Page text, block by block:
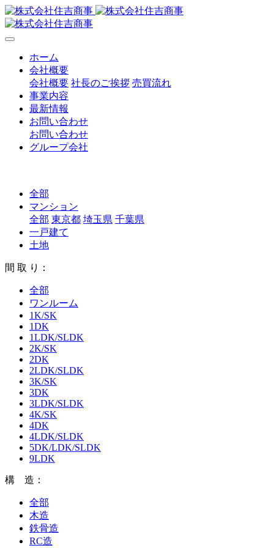
ホーム
会社概要
会社概要 社長のご挨拶 売買流れ
事業内容
最新情報
お問い合わせ
お問い合わせ
グループ会社
全部
マンション
全部 東京都 埼玉県 千葉県
一戸建て
土地
間 取 り：
全部
ワンルーム
1K/SK
1DK
1LDK/SLDK
2K/SK
2DK
2LDK/SLDK
3K/SK
3DK
3LDK/SLDK
4K/SK
4DK
4LDK/SLDK
5DK/LDK/SLDK
9LDK
構 造：
全部
木造
鉄骨造
RC造